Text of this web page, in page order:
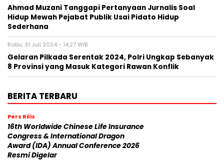
Ahmad Muzani Tanggapi Pertanyaan Jurnalis Soal
Hidup Mewah Pejabat Publik Usai Pidato Hidup
Sederhana
Rabu, 31 Juli 2024 - 14:27 WIB
Gelaran Pilkada Serentak 2024, Polri Ungkap Sebanyak
8 Provinsi yang Masuk Kategori Rawan Konflik
BERITA TERBARU
Pers Rilis
16th Worldwide Chinese Life Insurance
Congress & International Dragon
Award (IDA) Annual Conference 2026
Resmi Digelar